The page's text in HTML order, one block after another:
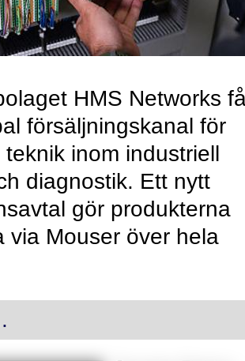
HMS Networks
försäljningskanal för
inom industriell
diagnostik. Ett nytt
gör produkterna
via Mouser över hela